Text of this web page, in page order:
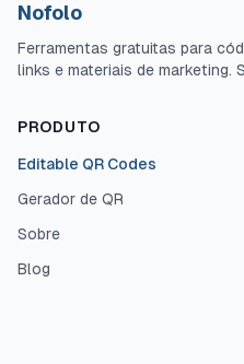
Nofolo
Ferramentas gratuitas para
links e materiais de marketing.
PRODUTO
Editable QR Codes
Gerador de QR
Sobre
Blog